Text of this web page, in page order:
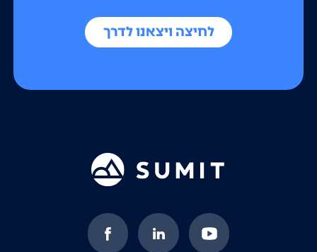
לחיצה ויצאנו לדרך